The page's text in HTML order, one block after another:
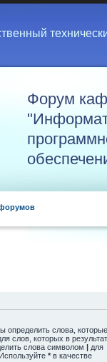
Форум
определить слова, которые
слов, которых в
слова символом | для
* в качестве